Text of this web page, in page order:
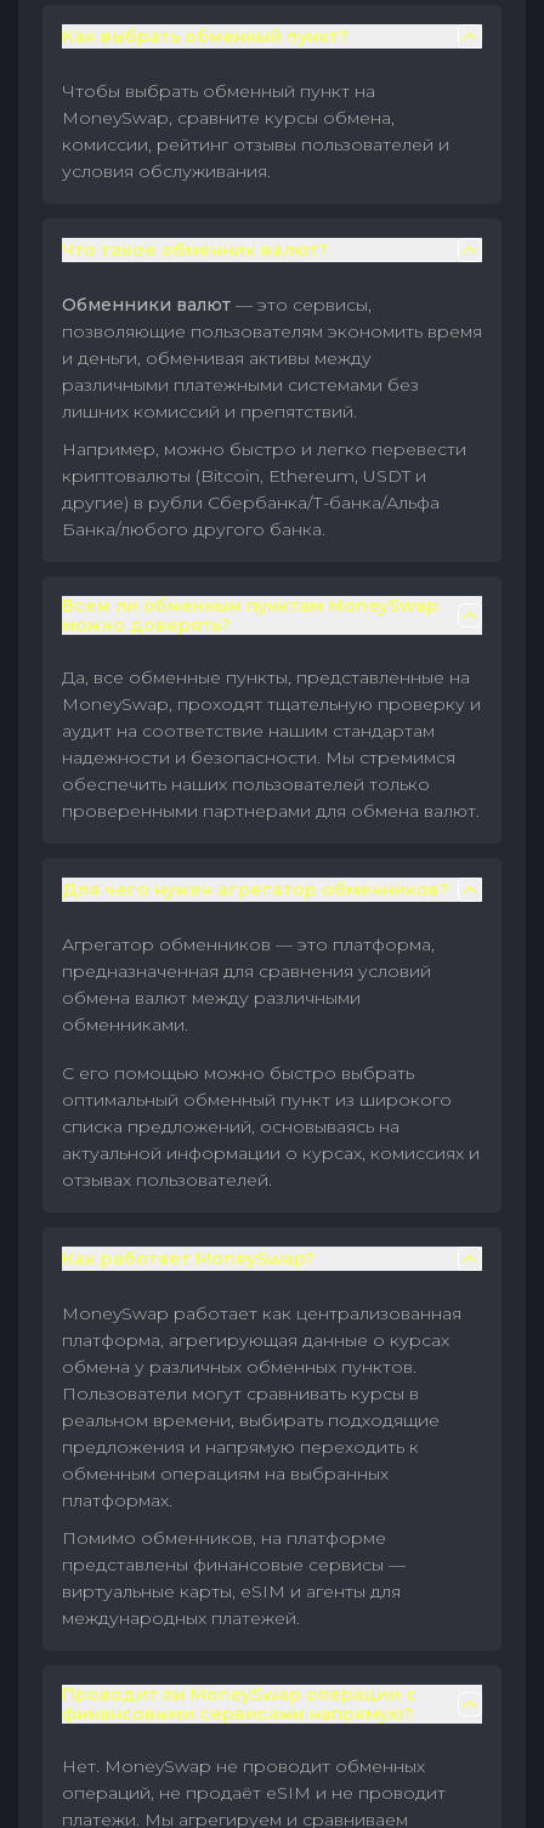
Как выбрать обменный пункт?
Чтобы выбрать обменный пункт на
MoneySwap, сравните курсы обмена,
комиссии, рейтинг отзывы пользователей и
условия обслуживания.
Что такое обменник валют?
Обменники валют — это сервисы,
позволяющие пользователям экономить время
и деньги, обменивая активы между
различными платежными системами без
лишних комиссий и препятствий.
Например, можно быстро и легко перевести
криптовалюты (Bitcoin, Ethereum, USDT и
другие) в рубли Сбербанка/Т-банка/Альфа
Банка/любого другого банка.
Всем ли обменным пунктам MoneySwap
можно доверять?
Да, все обменные пункты, представленные на
MoneySwap, проходят тщательную проверку и
аудит на соответствие нашим стандартам
надежности и безопасности. Мы стремимся
обеспечить наших пользователей только
проверенными партнерами для обмена валют.
Для чего нужен агрегатор обменников?
Агрегатор обменников — это платформа,
предназначенная для сравнения условий
обмена валют между различными
обменниками.
С его помощью можно быстро выбрать
оптимальный обменный пункт из широкого
списка предложений, основываясь на
актуальной информации о курсах, комиссиях и
отзывах пользователей.
Как работает MoneySwap?
MoneySwap работает как централизованная
платформа, агрегирующая данные о курсах
обмена у различных обменных пунктов.
Пользователи могут сравнивать курсы в
реальном времени, выбирать подходящие
предложения и напрямую переходить к
обменным операциям на выбранных
платформах.
Помимо обменников, на платформе
представлены финансовые сервисы —
виртуальные карты, eSIM и агенты для
международных платежей.
Проводит ли MoneySwap операции с
финансовыми сервисами напрямую?
Нет. MoneySwap не проводит обменных
операций, не продаёт eSIM и не проводит
платежи. Мы агрегируем и сравниваем